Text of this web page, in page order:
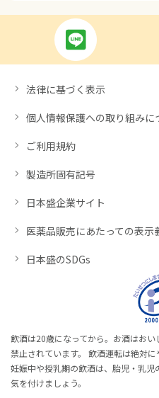
法律に基づく表示
個人情報保護への取り組みに
ご利用規約
製造所固有記号
日本盛企業サイト
医薬品販売にあたっての表示
日本盛のSDGs
飲酒は20歳になってから。お酒はお
禁止されています。 飲酒運転は絶対に
妊娠中や授乳期の飲酒は、胎児・乳児
気を付けましょう。